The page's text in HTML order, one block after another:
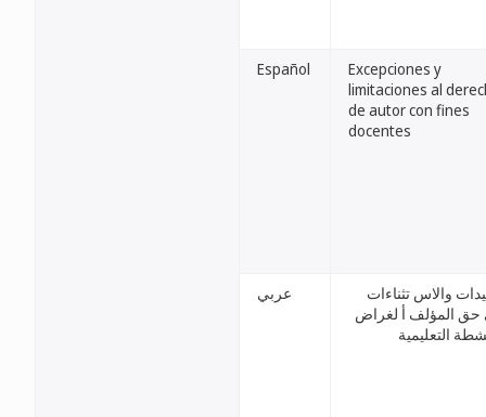
Español
Excepciones y
limitaciones al
de autor con fines
docentes
عربي
والاس تثناءات
المؤلف أ لغراض
التعليمية